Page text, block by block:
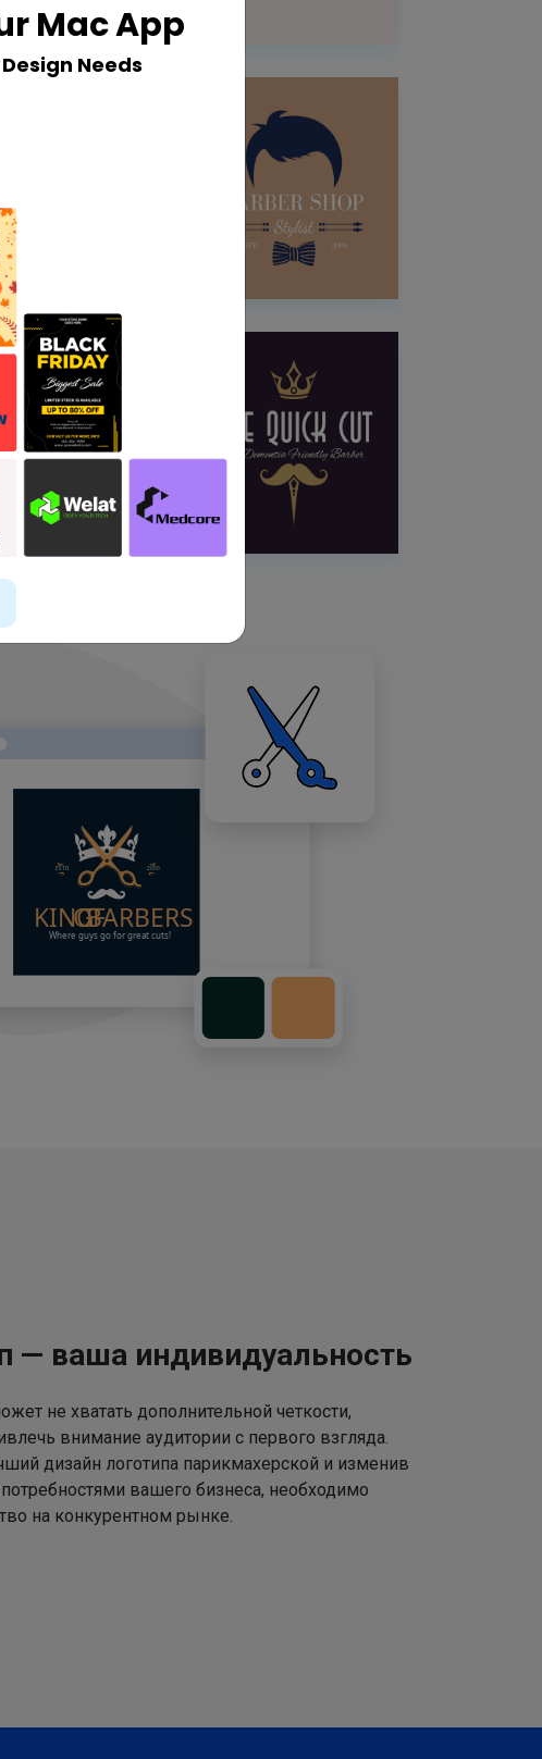
— ваша индивидуальность
не хватать дополнительной четкости,
внимание аудитории с первого взгляда.
дизайн логотипа парикмахерской и изменив
вашего бизнеса, необходимо
на конкурентном рынке.
Mac App
Needs